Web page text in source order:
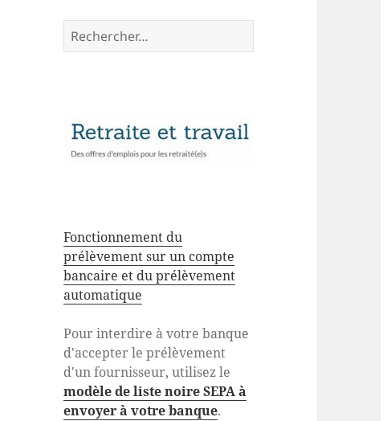
Rechercher :
Fonctionnement du
prélèvement sur un compte
bancaire et du prélèvement
automatique
Pour interdire à votre banque
d'accepter le prélèvement
d'un fournisseur, utilisez le
modèle de liste noire SEPA à
envoyer à votre banque.